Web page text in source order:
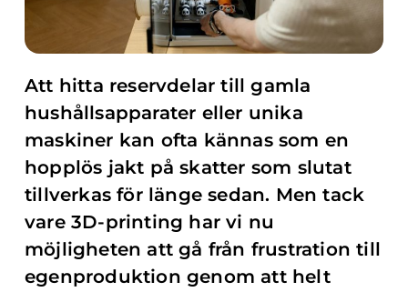
Att hitta reservdelar till gamla
hushållsapparater eller unika
maskiner kan ofta kännas som en
hopplös jakt på skatter som slutat
tillverkas för länge sedan. Men tack
vare 3D-printing har vi nu
möjligheten att gå från frustration till
egenproduktion genom att helt